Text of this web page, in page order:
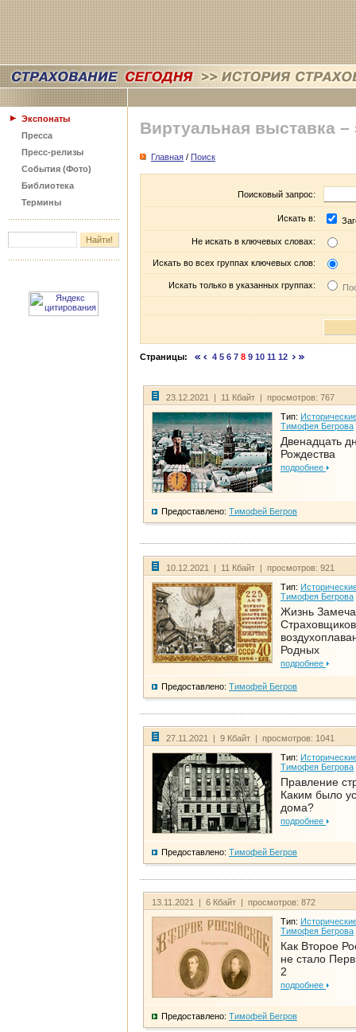
Экспонаты
Пресса
Пресс-релизы
События (Фото)
Библиотека
Термины
Виртуальная выставка –
Главная / Поиск
Поисковый запрос:
Искать в:
Не искать в ключевых словах:
Искать во всех группах ключевых слов:
Искать только в указанных группах:
Страницы: 4 5 6 7 8 9 10 11 12
23.12.2021 | 11 Кбайт | просмотров: 767
Тип:
Тимофея Бегрова
Двенадцать
Рождества
подробнее
Предоставлено: Тимофей Бегров
10.12.2021 | 11 Кбайт | просмотров: 921
Тип:
Тимофея Бегрова
Жизнь
Родных
подробнее
Предоставлено: Тимофей Бегров
27.11.2021 | 9 Кбайт | просмотров: 1041
Тип:
Тимофея Бегрова
Правление
Каким было
дома?
подробнее
Предоставлено: Тимофей Бегров
13.11.2021 | 6 Кбайт | просмотров: 872
Тип:
Тимофея Бегрова
Как Второе
не стало
2
подробнее
Предоставлено: Тимофей Бегров